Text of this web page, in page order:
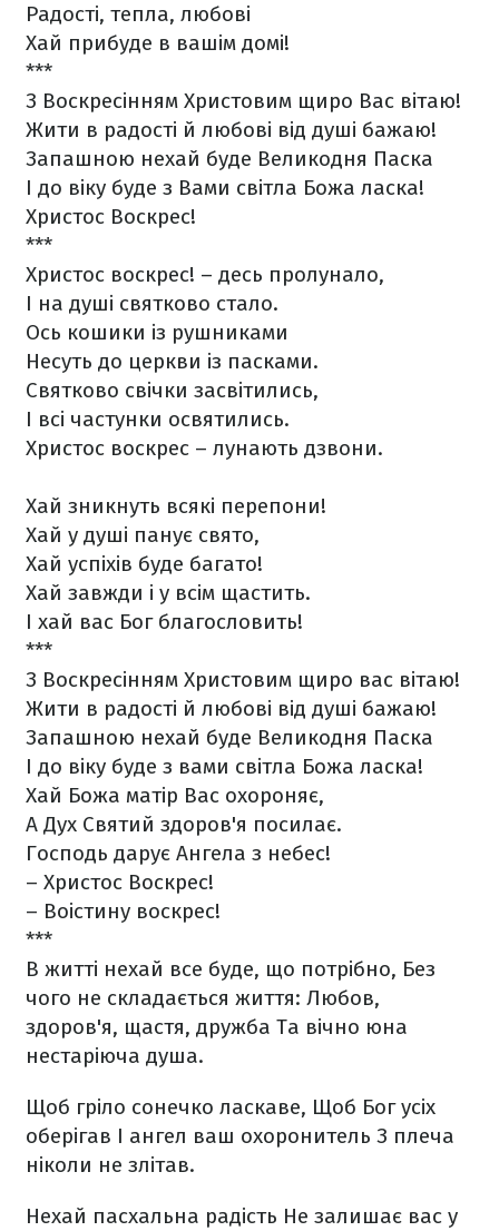
Радості, тепла, любові
Хай прибуде в вашім домі!
***
З Воскресінням Христовим щиро Вас вітаю!
Жити в радості й любові від душі бажаю!
Запашною нехай буде Великодня Паска
І до віку буде з Вами світла Божа ласка!
Христос Воскрес!
***
Христос воскрес! – десь пролунало,
І на душі святково стало.
Ось кошики із рушниками
Несуть до церкви із пасками.
Святково свічки засвітились,
І всі частунки освятились.
Христос воскрес – лунають дзвони.
Хай зникнуть всякі перепони!
Хай у душі панує свято,
Хай успіхів буде багато!
Хай завжди і у всім щастить.
І хай вас Бог благословить!
***
З Воскресінням Христовим щиро вас вітаю!
Жити в радості й любові від душі бажаю!
Запашною нехай буде Великодня Паска
І до віку буде з вами світла Божа ласка!
Хай Божа матір Вас охороняє,
А Дух Святий здоров'я посилає.
Господь дарує Ангела з небес!
– Христос Воскрес!
– Воістину воскрес!
***
В житті нехай все буде, що потрібно, Без
чого не складається життя: Любов,
здоров'я, щастя, дружба Та вічно юна
нестаріюча душа.
Щоб гріло сонечко ласкаве, Щоб Бог усіх
оберігав І ангел ваш охоронитель З плеча
ніколи не злітав.
Нехай пасхальна радість Не залишає вас у